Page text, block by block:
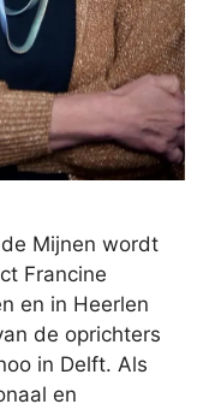
Mijnen wordt
Francine
en in Heerlen
de oprichters
in Delft. Als
en